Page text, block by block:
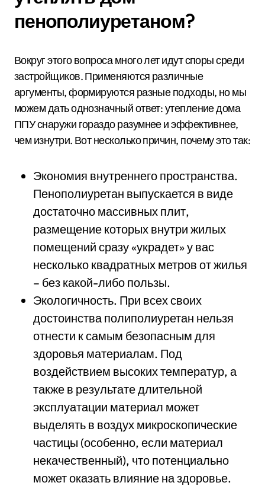
пенополиуретаном?
Вокруг этого вопроса много лет идут споры среди
застройщиков. Применяются различные
аргументы, формируются разные подходы, но мы
можем дать однозначный ответ: утепление дома
ППУ снаружи гораздо разумнее и эффективнее,
чем изнутри. Вот несколько причин, почему это так:
Экономия внутреннего пространства.
Пенополиуретан выпускается в виде
достаточно массивных плит,
размещение которых внутри жилых
помещений сразу «украдет» у вас
несколько квадратных метров от жилья
– без какой-либо пользы.
Экологичность. При всех своих
достоинства полиполиуретан нельзя
отнести к самым безопасным для
здоровья материалам. Под
воздействием высоких температур, а
также в результате длительной
эксплуатации материал может
выделять в воздух микроскопические
частицы (особенно, если материал
некачественный), что потенциально
может оказать влияние на здоровье.